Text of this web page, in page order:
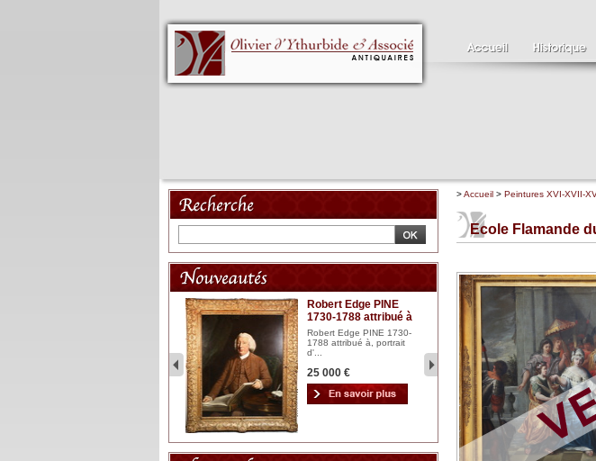
Robert Edge PINE
1730-1788 attribué à
Robert Edge PINE 1730-
1788 attribué à, portrait
d'...
25 000 €
1886-
Clément
1972
Hui...
2 500 €
>Accueil > Peintures XVI-XVII-
Ecole Flamande